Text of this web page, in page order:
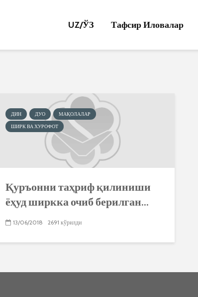
UZ/ЎЗ Тафсир Иловалар
ДИН ДУО
МАҚОЛАЛАР
ШИРК ВА ХУРОФОТ
Қуръонни таҳриф қилиниши
ёҳуд ширкка очиб берилган...
13/06/2018 2691 кўрилди